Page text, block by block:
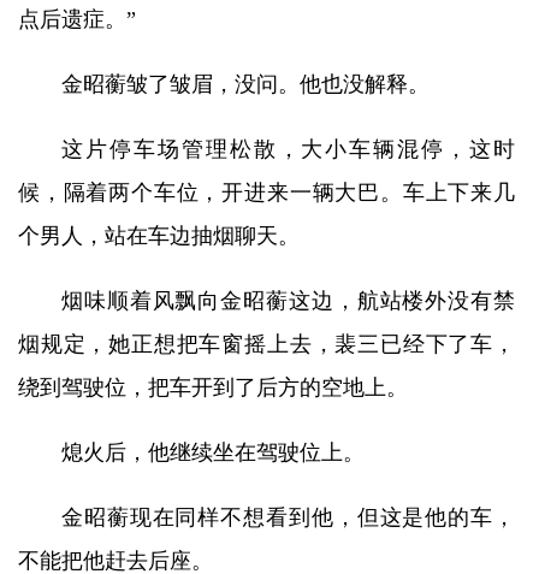
点后遗症。”
金昭蘅皱了皱眉，没问。他也没解释。
这片停车场管理松散，大小车辆混停，这时
候，隔着两个车位，开进来一辆大巴。车上下来几
个男人，站在车边抽烟聊天。
烟味顺着风飘向金昭蘅这边，航站楼外没有禁
烟规定，她正想把车窗摇上去，裴三已经下了车，
绕到驾驶位，把车开到了后方的空地上。
熄火后，他继续坐在驾驶位上。
金昭蘅现在同样不想看到他，但这是他的车，
不能把他赶去后座。